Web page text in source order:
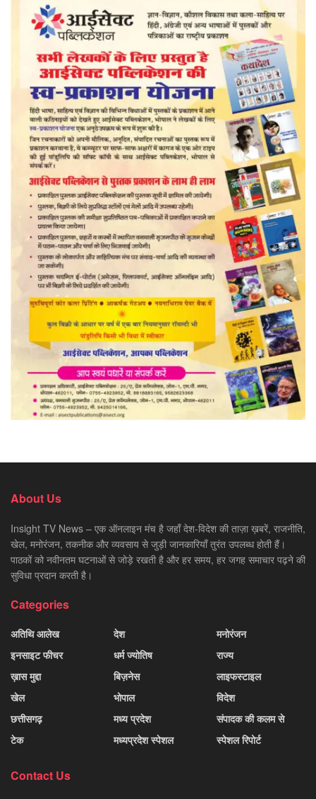
About Us
Insight TV News – एक ऑनलाइन मंच है जहाँ देश-विदेश की ताज़ा ख़बरें, राजनीति,
खेल, मनोरंजन, तकनीक और व्यवसाय से जुड़ी जानकारियाँ तुरंत उपलब्ध होती हैं।
पाठकों को नवीनतम घटनाओं से जोड़े रखती है और हर समय, हर जगह समाचार पढ़ने की
सुविधा प्रदान करती है।
Categories
अतिथि आलेख
इनसाइट फीचर
ख़ास मुद्दा
खेल
छत्तीसगढ़
टेक
देश
धर्म ज्योतिष
बिज़नेस
भोपाल
मध्य प्रदेश
मध्यप्रदेश स्पेशल
मनोरंजन
राज्य
लाइफस्टाइल
विदेश
संपादक की कलम से
स्पेशल रिपोर्ट
Contact Us